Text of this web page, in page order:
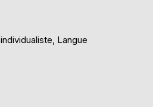
Langue